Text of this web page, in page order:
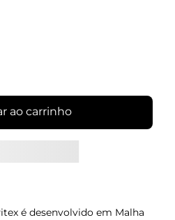
ao carrinho
é desenvolvido em Malha